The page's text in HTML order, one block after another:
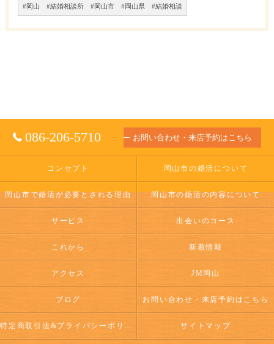
#岡山 #結婚相談所 #岡山市 #岡山県 #結婚相談
086-206-5710 お問い合わせ・来店予約はこちら
コンセプト 岡山市の婚活について
岡山市で婚活が必要とされる理由 岡山市の婚活の内容について
サービス 出会いのコース
これから 新着情報
アクセス JM岡山
ブログ お問い合わせ・来店予約はこちら
特定商取引法&プライバシーポリシー サイトマップ